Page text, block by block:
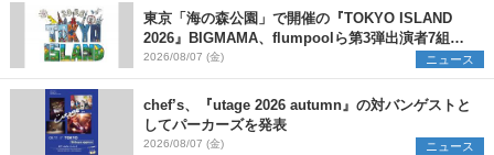
東京「海の森公園」で開催の『TOKYO ISLAND
2026』BIGMAMA、flumpoolら第3弾出演者7組を
発表 ワークショップ・アート出展者を募集
2026/08/07 (金) ニュース
chef’s、『utage 2026 autumn』の対バンゲストと
してパーカーズを発表
2026/08/07 (金) ニュース